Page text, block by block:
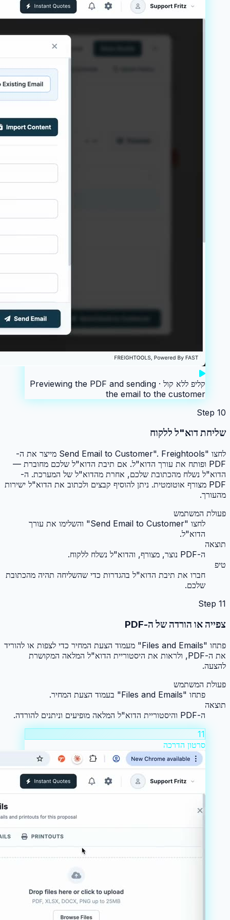
קליפ ללא קול · Previewing the PDF and sending
the email to the customer
Step 10
שליחת דוא"ל ללקוח
לחצו "Send Email to Customer". Freightools מייצר את ה-
PDF ופותח את עורך הדוא"ל. אם תיבת הדוא"ל שלכם מחוברת —
הדוא"ל נשלח מהכתובת שלכם, אחרת מהדוא"ל של המערכת. ה-
PDF מצורף אוטומטית. ניתן להוסיף קבצים ולכתוב את הדוא"ל ישירות
מהעורך.
פעולת המשתמש
לחצו "Send Email to Customer" והשלימו את עורך
הדוא"ל.
תוצאה
ה-PDF נוצר, מצורף, והדוא"ל נשלח ללקוח.
טיפ
חברו את תיבת הדוא"ל בהגדרות כדי שהשליחה תהיה מהכתובת
שלכם.
Step 11
צפייה או הורדה של ה-PDF
פתחו "Files and Emails" מעמוד הצעת המחיר כדי לצפות או להוריד
את ה-PDF, ולראות את היסטוריית הדוא"ל המלאה המקושרת
להצעה.
פעולת המשתמש
פתחו "Files and Emails" בעמוד הצעת המחיר.
תוצאה
ה-PDF והיסטוריית הדוא"ל המלאה מופיעים וניתנים להורדה.
11
סרטון הדרכה